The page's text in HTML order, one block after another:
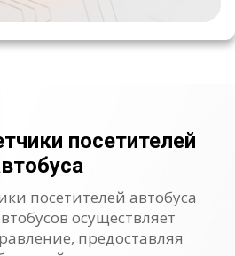
посетителей
посетителей автобуса
осуществляет
предоставляя